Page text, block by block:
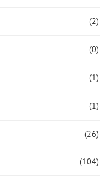
(2)
(0)
(1)
(1)
(26)
(104)